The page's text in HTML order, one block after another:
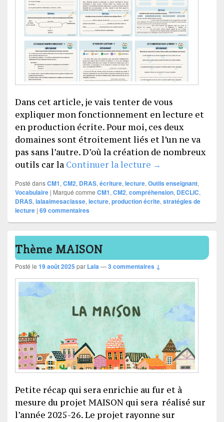
Dans cet article, je vais tenter de vous
expliquer mon fonctionnement en lecture et
en production écrite. Pour moi, ces deux
domaines sont étroitement liés et l’un ne va
pas sans l’autre. D’où la création de nombreux
outils car la Continuer la lecture Lecture,
→
Posté dansCM1, CM2, DRAS, écriture, lecture, Outils enseignant,
Vocabulaire | Marqué comme CM1, CM2, compréhension, DECLIC,
DRAS, lalaaimesaclasse, lecture, production écrite, stratégies de
lecture | 69commentaires
Thème MAISON
Posté le 19 août 2025 par Lala —3 commentaires ↓
Petite récap qui sera enrichie au fur et à
mesure du projet MAISON qui sera réalisé sur
l’année 2025-26. Le projet rayonne sur